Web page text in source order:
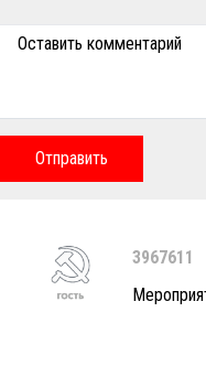
Оставить комментарий
Отправить
3967611